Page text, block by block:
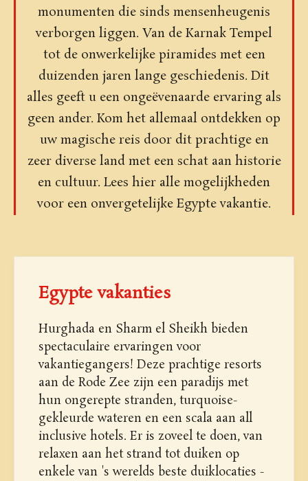
monumenten die sinds mensenheugenis
verborgen liggen. Van de Karnak Tempel
tot de onwerkelijke piramides met een
duizenden jaren lange geschiedenis. Dit
alles geeft u een ongeëvenaarde ervaring als
geen ander. Kom het allemaal ontdekken op
uw magische reis door dit prachtige en
zeer diverse land met een schat aan historie
en cultuur. Lees hier alle mogelijkheden
voor een onvergetelijke Egypte vakantie.
Egypte vakanties
Hurghada en Sharm el Sheikh bieden
spectaculaire ervaringen voor
vakantiegangers! Deze prachtige resorts
aan de Rode Zee zijn een paradijs met
hun ongerepte stranden, turquoise-
gekleurde wateren en een scala aan all
inclusive hotels. Er is zoveel te doen, van
relaxen aan het strand tot duiken op
enkele van 's werelds beste duiklocaties -